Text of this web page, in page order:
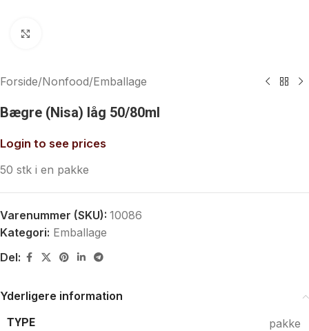
Forside/Nonfood/Emballage
Bægre (Nisa) låg 50/80ml
Login to see prices
50 stk i en pakke
Varenummer (SKU): 10086
Kategori: Emballage
Del:
Yderligere information
TYPE pakke